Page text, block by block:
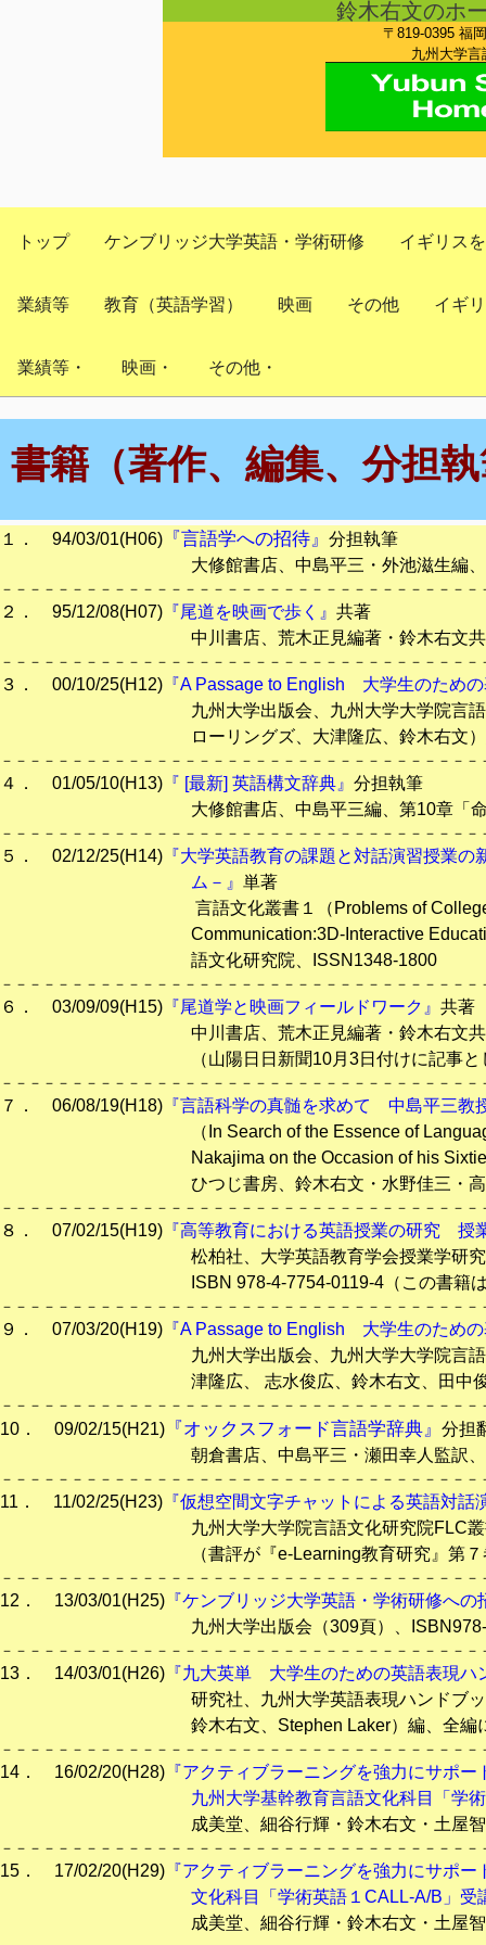
鈴木右文のホ
〒819-0395 福岡
九州大学言語
トップ ケンブリッジ大学英語・学術研修 イギリス
業績等 教育（英語学習） 映画 その他 イギ
業績等・ 映画・ その他・
書籍（著作、編集、分担
１． 94/03/01(H06) 『言語学への招待』 分担執筆
大修館書店、中島平三・外池滋生編、第9章「
－－－－－－－－－－－－－－－－－－－－－－－－－－－－－－－－－
２． 95/12/08(H07) 『尾道を映画で歩く』 共著
中川書店、荒木正見編著・鈴木右文共著、
－－－－－－－－－－－－－－－－－－－－－－－－－－－－－－－－－
３． 00/10/25(H12) 『A Passage to English 大学生のため
九州大学出版会、九州大学大学院言語文化研究
ローリングズ、 大津隆広、鈴木右文
－－－－－－－－－－－－－－－－－－－－－－－－－－－－－－－－－
４． 01/05/10(H13) 『 [最新] 英語構文辞典』 分担執筆
大修館書店、中島平三編、第10章「命令文」を
－－－－－－－－－－－－－－－－－－－－－－－－－－－－－－－－－
５． 02/12/25(H14) 『大学英語教育の課題と対話演習授業
ム－』 単著
言語文化叢書１（Problems of College English
Communication:3D-Interactive
語文化研究院、ISSN1348-1800
－－－－－－－－－－－－－－－－－－－－－－－－－－－－－－－－－
６． 03/09/09(H15) 『尾道学と映画フィールドワーク』 共著
中川書店、荒木正見編著・鈴木右文共著、
（山陽日日新聞10月3日付けに記事として
－－－－－－－－－－－－－－－－－－－－－－－－－－－－－－－－－
７． 06/08/19(H18) 『言語科学の真髄を求めて 中島平三教
（In Search of the Essence of Language
Nakajima on the Occasion of his Sixtieth
ひつじ書房、鈴木右文・水野佳三・高見健一
－－－－－－－－－－－－－－－－－－－－－－－－－－－－－－－－－
８． 07/02/15(H19) 『高等教育における英語授業の研究 授
松柏社、大学英語教育学会授業学研究委員会
ISBN 978-4-7754-0119-4 （この書籍
－－－－－－－－－－－－－－－－－－－－－－－－－－－－－－－－－
９． 07/03/20(H19) 『A Passage to English 大学生のため
九州大学出版会、九州大学大学院言語文化研究
津隆広、 志水俊広、鈴木右文、田中俊也）編、
－－－－－－－－－－－－－－－－－－－－－－－－－－－－－－－－－
10． 09/02/15(H21) 『オックスフォード言語学辞典』 分担
朝倉書店、中島平三・瀬田幸人監訳、Ｒの項
－－－－－－－－－－－－－－－－－－－－－－－－－－－－－－－－－
11． 11/02/25(H23) 『仮想空間文字チャットによる英語対
九州大学大学院言語文化研究院FLC叢書Ⅵ、花
（書評が『e-Learning教育研究』第７巻 (2012)
－－－－－－－－－－－－－－－－－－－－－－－－－－－－－－－－－
12． 13/03/01(H25) 『ケンブリッジ大学英語・学術研修へ
九州大学出版会（309頁）、ISBN978-4-
－－－－－－－－－－－－－－－－－－－－－－－－－－－－－－－－－
13． 14/03/01(H26) 『九大英単 大学生のための英語表現ハ
研究社、九州大学英語表現ハンドブック編集委
鈴木右文、 Stephen Laker）編、全編
－－－－－－－－－－－－－－－－－－－－－－－－－－－－－－－－－
14． 16/02/20(H28) 『アクティブラーニングを強力にサポ
九州大学基幹教育言語文化科目「学
成美堂、細谷行輝・鈴木右文・土屋智行共著
－－－－－－－－－－－－－－－－－－－－－－－－－－－－－－－－－
15． 17/02/20(H29) 『アクティブラーニングを強力にサポ
文化科目「学術英語１CALL-A/B」受講
成美堂、細谷行輝・鈴木右文・土屋智行共著